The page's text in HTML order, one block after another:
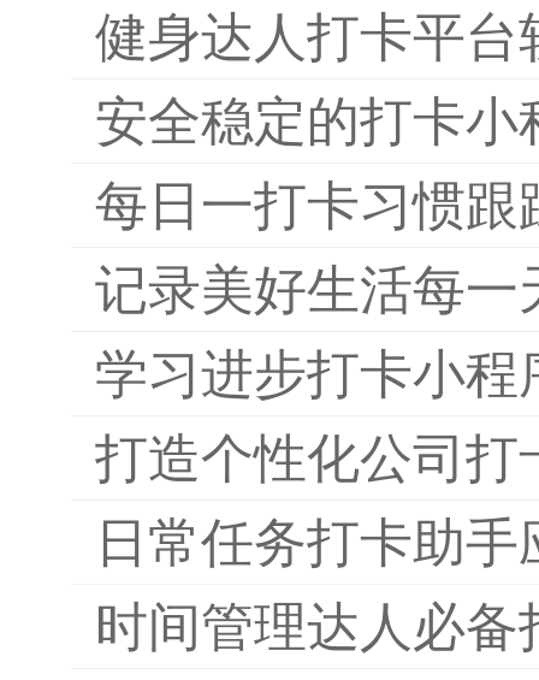
健身达人打卡平台
安全稳定的打卡小
每日一打卡习惯跟
记录美好生活每一
学习进步打卡小程
打造个性化公司打
日常任务打卡助手
时间管理达人必备